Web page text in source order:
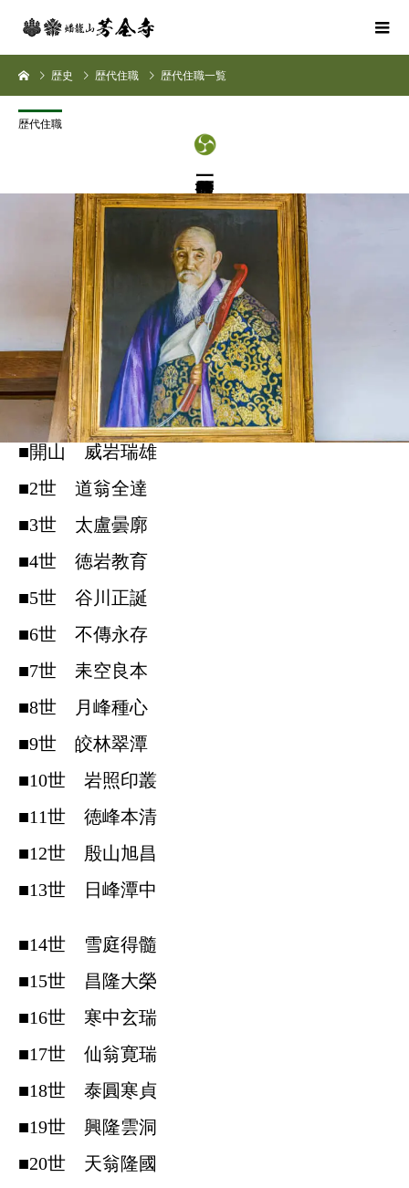
歴史 歴代住職 歴代住職一覧
歴代住職
■開山 威岩瑞雄
■2世 道翁全達
■3世 太盧曇廓
■4世 徳岩教育
■5世 谷川正誕
■6世 不傳永存
■7世 耒空良本
■8世 月峰種心
■9世 皎林翠潭
■10世 岩照印叢
■11世 徳峰本清
■12世 殷山旭昌
■13世 日峰潭中
■14世 雪庭得髓
■15世 昌隆大榮
■16世 寒中玄瑞
■17世 仙翁寛瑞
■18世 泰圓寒貞
■19世 興隆雲洞
■20世 天翁隆國